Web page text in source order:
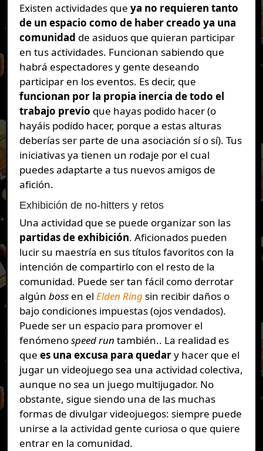
Existen actividades que ya no requieren tanto
de un espacio como de haber creado ya una
comunidad de asiduos que quieran participar
en tus actividades. Funcionan sabiendo que
habrá espectadores y gente deseando
participar en los eventos. Es decir, que
funcionan por la propia inercia de todo el
trabajo previo que hayas podido hacer (o
hayáis podido hacer, porque a estas alturas
deberías ser parte de una asociación sí o sí). Tus
iniciativas ya tienen un rodaje por el cual
puedes adaptarte a tus nuevos amigos de
afición.
Exhibición de no-hitters y retos
Una actividad que se puede organizar son las
partidas de exhibición. Aficionados pueden
lucir su maestría en sus títulos favoritos con la
intención de compartirlo con el resto de la
comunidad. Puede ser tan fácil como derrotar
algún bossen el Elden Ringsin recibir daños o
bajo condiciones impuestas (ojos vendados).
Puede ser un espacio para promover el
fenómenospeed run también.. La realidad es
que es una excusa para quedary hacer que el
jugar un videojuego sea una actividad colectiva,
aunque no sea un juego multijugador. No
obstante, sigue siendo una de las muchas
formas de divulgar videojuegos: siempre puede
unirse a la actividad gente curiosa o que quiere
entrar en la comunidad.